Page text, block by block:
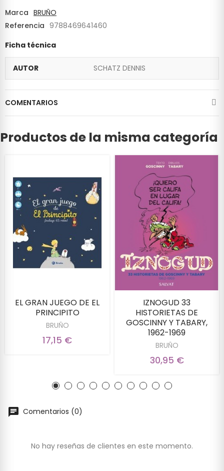
Marca BRUÑO
Referencia 9788469641460
Ficha técnica
AUTOR SCHATZ DENNIS
COMENTARIOS
Productos de la misma categoría
EL GRAN JUEGO DE EL
PRINCIPITO
BRUÑO
17,15 €
IZNOGUD 33
HISTORIETAS DE
GOSCINNY Y TABARY,
1962-1969
BRUÑO
30,95 €
Comentarios (0)
No hay reseñas de clientes en este momento.